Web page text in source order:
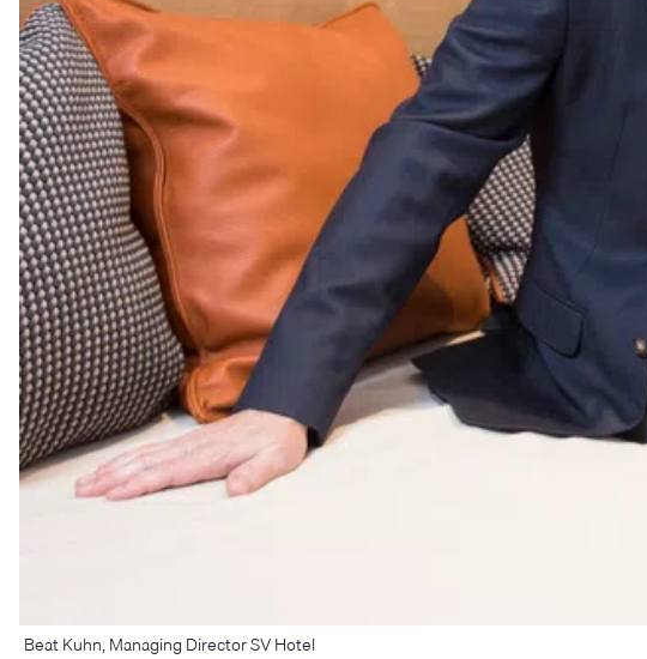
Beat Kuhn, Managing Director SV Hotel